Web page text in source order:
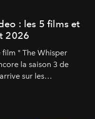
: les 5 films et
2026
film " The Whisper
la saison 3 de
sur les